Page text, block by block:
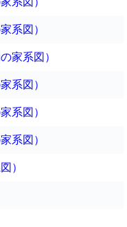
系図）
家系図）
系図）
系図）
系図）
）